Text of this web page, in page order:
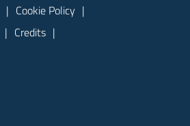
Cookie Policy
Credits